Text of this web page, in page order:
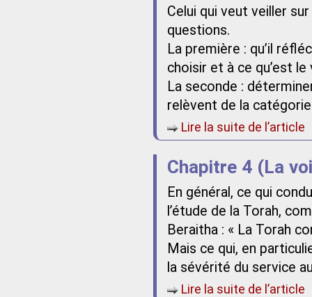
Celui qui veut veiller
questions.
La première : qu’il
choisir et à ce qu’est le
La seconde :
relèvent de la
Lire la suite de l’article
Chapitre 4 (La
En général, ce qui
l’étude de la Torah,
Beraitha : « La Torah
Mais ce qui, en
la sévérité du service
Lire la suite de l’article